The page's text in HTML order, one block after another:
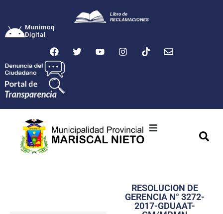
Munimoq
Digital
Transparencia
RESOLUCION DE
GERENCIA N° 3272-
2017-GDUAAT-